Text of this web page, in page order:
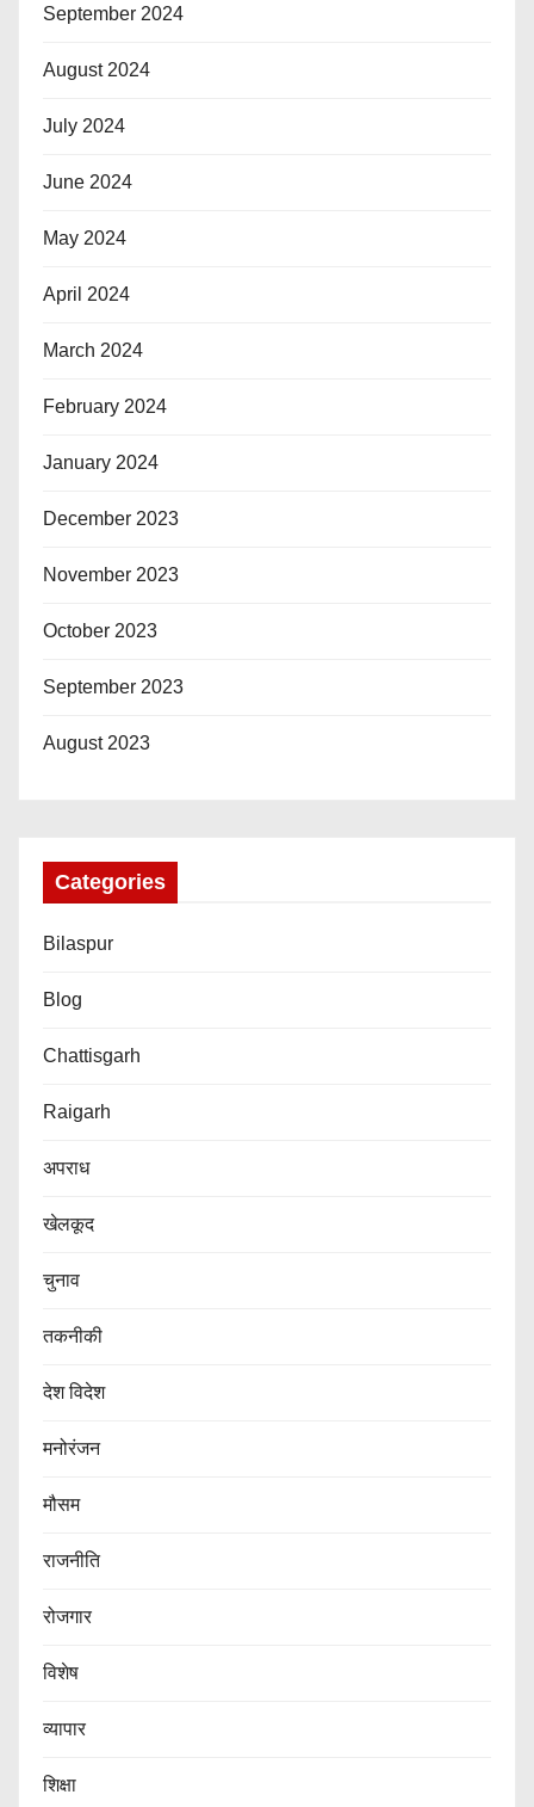
September 2024
August 2024
July 2024
June 2024
May 2024
April 2024
March 2024
February 2024
January 2024
December 2023
November 2023
October 2023
September 2023
August 2023
Categories
Bilaspur
Blog
Chattisgarh
Raigarh
अपराध
खेलकूद
चुनाव
तकनीकी
देश विदेश
मनोरंजन
मौसम
राजनीति
रोजगार
विशेष
व्यापार
शिक्षा